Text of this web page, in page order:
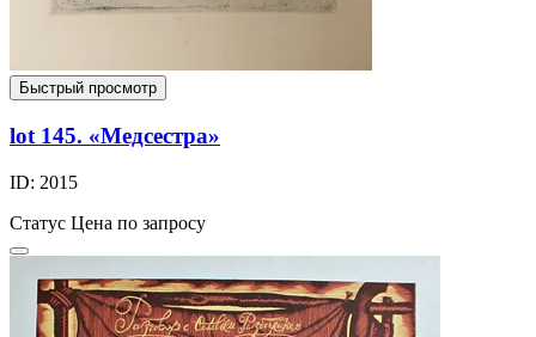
Быстрый просмотр
lot 145. «Медсестра»
ID: 2015
Статус Цена по запросу